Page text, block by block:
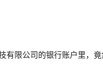
限公司的银行账户里，